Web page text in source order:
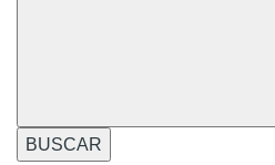
BUSCAR